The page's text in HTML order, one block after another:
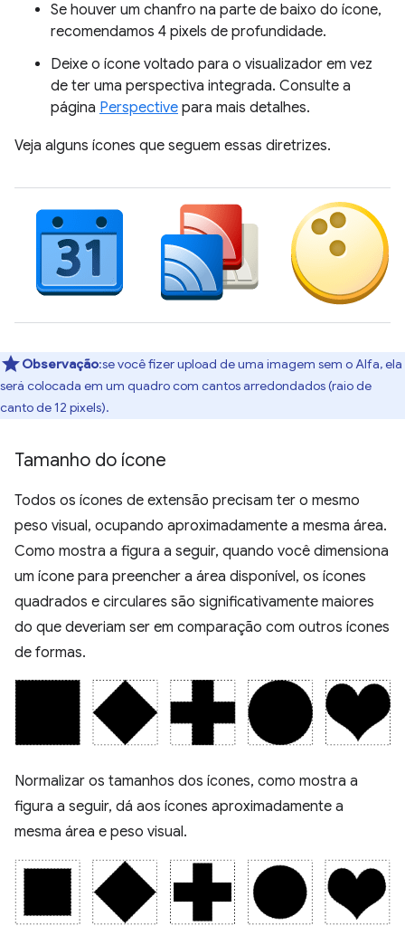
Se houver um chanfro na parte de baixo do ícone,
recomendamos 4 pixels de profundidade.
Deixe o ícone voltado para o visualizador em vez
de ter uma perspectiva integrada. Consulte a
página Perspective para mais detalhes.
Veja alguns ícones que seguem essas diretrizes.
Observação:se você fizer upload de uma imagem sem o Alfa, ela
será colocada em um quadro com cantos arredondados (raio de
canto de 12 pixels).
Tamanho do ícone
Todos os ícones de extensão precisam ter o mesmo
peso visual, ocupando aproximadamente a mesma área.
Como mostra a figura a seguir, quando você dimensiona
um ícone para preencher a área disponível, os ícones
quadrados e circulares são significativamente maiores
do que deveriam ser em comparação com outros ícones
de formas.
Normalizar os tamanhos dos ícones, como mostra a
figura a seguir, dá aos ícones aproximadamente a
mesma área e peso visual.